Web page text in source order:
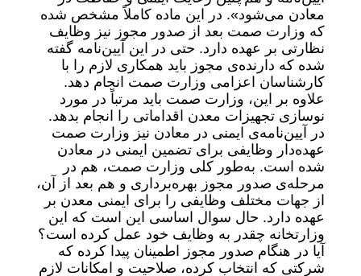
معادن می‌شود». در این ماده کاملاً مشخص شده
که وزارت صمت بعد از صدور مجوز نیز وظایف
نظارتی بر عهده دارد. حتی در این آیین‌نامه گفته
شده که دارنده‌ی مجوز باید همکاری لازم را با
کارشناسان اعزامی وزارت صمت انجام دهد.
علاوه بر این، وزارت صمت باید مرتباً در مورد
نوسازی تجهیزات معدن اقداماتی را انجام بدهد.
در آیین‌نامه‌ی ایمنی در معادن نیز وزارت صمت
عهده‌دار وظایفی برای تضمین ایمنی در معادن
شده است. به‌طور کلی وزارت صمت، هم در
مرحله‌ی صدور مجوز بهره‌برداری و هم بعد از آن،
از جهات مختلف وظایفی را برای ایمنی معدن بر
عهده دارد. حال سوال اساسی این است که این
وزارتخانه چقدر به وظایف خود عمل کرده است؟
آیا در هنگام صدور مجوز اطمینان پیدا کرده که
شرکتی که انتخاب کرده، صلاحیت و امکانات لازم